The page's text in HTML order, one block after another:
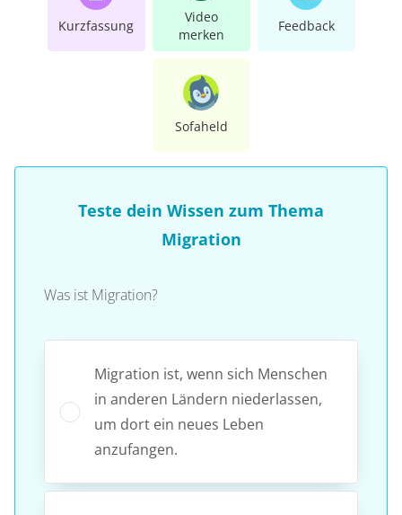
Kurzfassung
Video
merken
Feedback
Sofaheld
Teste dein Wissen zum Thema
Migration
Was ist Migration?
Migration ist, wenn sich Menschen
in anderen Ländern niederlassen,
um dort ein neues Leben
anzufangen.